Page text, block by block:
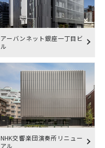
アーバンネット銀座一丁目ビ
ル
NHK交響楽団演奏所リニュー
アル